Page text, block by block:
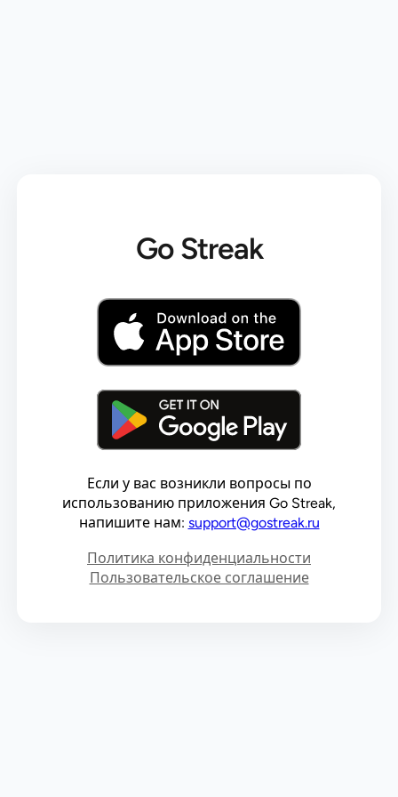
Go Streak
Если у вас возникли вопросы по
использованию приложения Go Streak,
напишите нам: support@gostreak.ru
Политика конфиденциальности
Пользовательское соглашение